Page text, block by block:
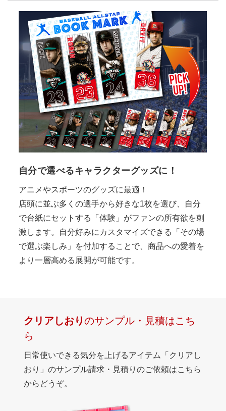
自分で選べるキャラクターグッズに！
アニメやスポーツのグッズに最適！
店頭に並ぶ多くの選手から好きな1枚を選び、自分
で台紙にセットする「体験」がファンの所有欲を刺
激します。自分好みにカスタマイズできる「その場
で選ぶ楽しみ」を付加することで、商品への愛着を
より一層高める展開が可能です。
クリアしおりのサンプル・見積はこち
ら
日常使いできる気分を上げるアイテム「クリアし
おり」のサンプル請求・見積りのご依頼はこちら
からどうぞ。